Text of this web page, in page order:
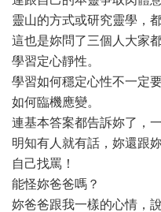
靈山的方式或研究靈學，
這也是妳問了三個人大家
學習定心靜性。
學習如何穩定心性不一定
如何臨機應變。
連基本答案都告訴妳了，
明知有人就有話，妳還跟
自己找罵！
能怪妳爸爸嗎？
妳爸爸跟我一樣的心情，